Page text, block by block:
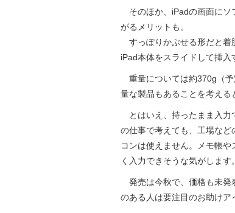
そのほか、iPadの画面にソ
がるメリットも。
すっぽりかぶせる形だと着
iPad本体をスライドして挿入
重量については約370g（
量な製品もあることを考える
とはいえ、持ったまま入力
の仕事で考えても、工場な
コンは使えません。メモ帳
く入力できそうな気がします。
発売は今秋で、価格も未発
のある人は要注目のお助けア